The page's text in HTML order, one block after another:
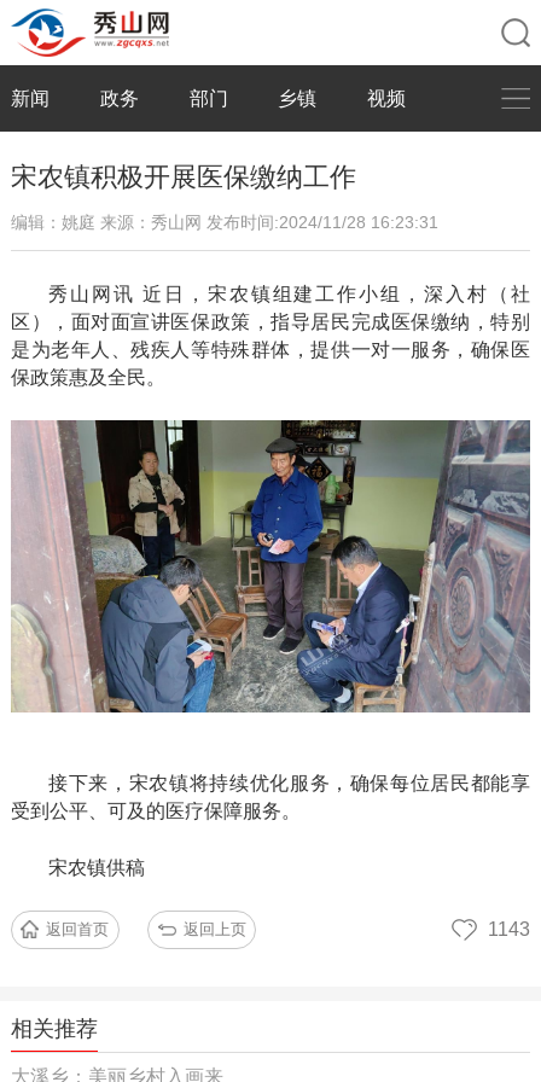
新闻 政务 部门 乡镇 视频
宋农镇积极开展医保缴纳工作
编辑：姚庭 来源：秀山网 发布时间:2024/11/28 16:23:31
秀山网讯 近日，宋农镇组建工作小组，深入村（社
区），面对面宣讲医保政策，指导居民完成医保缴纳，特别
是为老年人、残疾人等特殊群体，提供一对一服务，确保医
保政策惠及全民。
接下来，宋农镇将持续优化服务，确保每位居民都能享
受到公平、可及的医疗保障服务。
宋农镇供稿
返回首页 返回上页 1143
相关推荐
大溪乡：美丽乡村入画来